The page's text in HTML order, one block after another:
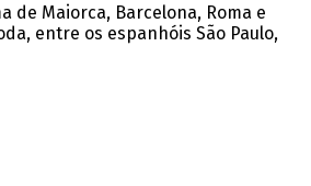
de Maiorca, Barcelona, Roma e
entre os espanhóis São Paulo,